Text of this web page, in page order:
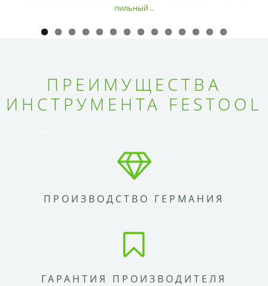
пильный ..
ПРЕИМУЩЕСТВА
ИНСТРУМЕНТА FESTOOL
ПРОИЗВОДСТВО ГЕРМАНИЯ
ГАРАНТИЯ ПРОИЗВОДИТЕЛЯ